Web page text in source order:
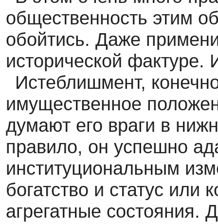
общественность этим
обойтись. Даже
исторической
Истеблишмент,
имущественное
думают его враги в
правило, он успешно
институциональным
богатство и статус или
агрегатные состояния.